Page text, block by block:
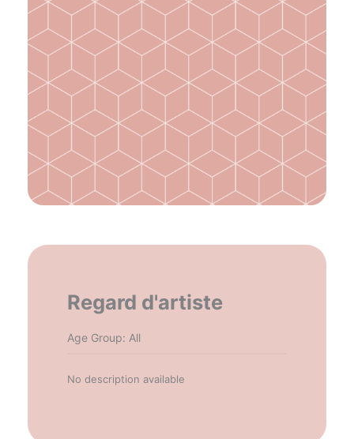
Regard d'artiste
Age Group: All
No description available